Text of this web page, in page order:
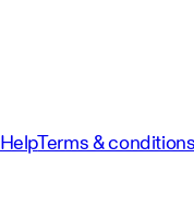
HelpTerms &